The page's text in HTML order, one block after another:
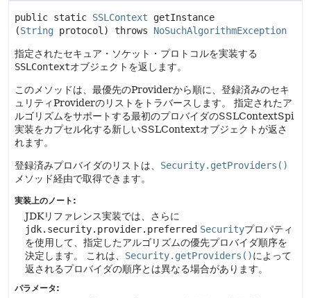
public static SSLContext
getInstance
(String protocol) throws NoSuchAlgorithmException
指定されたセキュア・ソケット・プロトコルを実装する
SSLContextオブジェクトを返します。
このメソッドは、最優先のProviderから順に、登録済みのセキ
ュリティProviderのリストをトラバースします。
指定されたア
ルゴリズムをサポートする最初のプロバイダのSSLContextSpi
実装をカプセル化する新しいSSLContextオブジェクトが返さ
れます。
登録済みプロバイダのリストは、 Security.getProviders()
メソッド経由で取得できます。
実装上のノート:
JDKリファレンス実装では、さらに
jdk.security.provider.preferred Securityプロパティ
を使用して、指定したアルゴリズムの優先プロバイダ順序を
決定します。
これは、 Security.getProviders()によって
返されるプロバイダの順序とは異なる場合があります。
パラメータ: